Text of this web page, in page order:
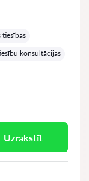
tiesības
konsultācijas
Uzrakstīt